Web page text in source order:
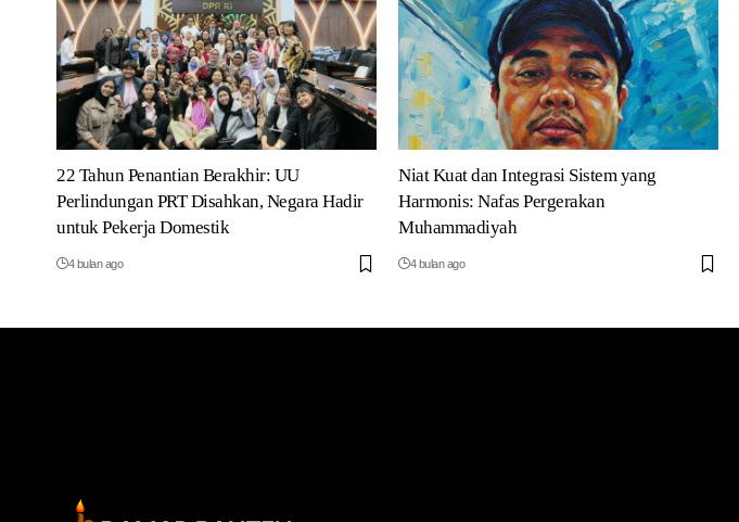
22 Tahun Penantian Berakhir: UU
Perlindungan PRT Disahkan, Negara Hadir
untuk Pekerja Domestik
4 bulan ago
Niat Kuat dan Integrasi Sistem yang
Harmonis: Nafas Pergerakan
Muhammadiyah
4 bulan ago